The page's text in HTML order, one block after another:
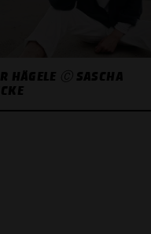
HÄGELE Ⓒ SASCHA